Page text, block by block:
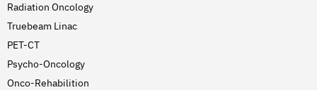
Radiation Oncology
Truebeam Linac
PET-CT
Psycho-Oncology
Onco-Rehabilition